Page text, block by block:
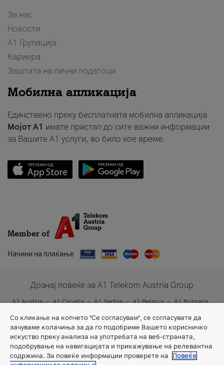
За нас
Новости
А1 Групација
Кариера
Заштита на лични податоци
Мобилна апликација
Единствено преку бесплатната мобилна апликација
Мојот A1 имате пристап до сите важни информации
за Вашите A1 услуги, во било кое време.
Member of
Начини на плаќање
Дознај повеќе за A1 Telekom Austria Group
A1 Austria A1 Croatia A1 Serbia A1 Belarus
A1 Bulgaria
Со кликање на копчето "Се согласувам", се согласувате да
зачуваме колачиња за да го подобриме Вашето корисничко
искуство преку анализа на употребата на веб-страната,
подобрување на навигацијата и прикажување на релевантна
содржина. За повеќе информации проверете на
Повеќе